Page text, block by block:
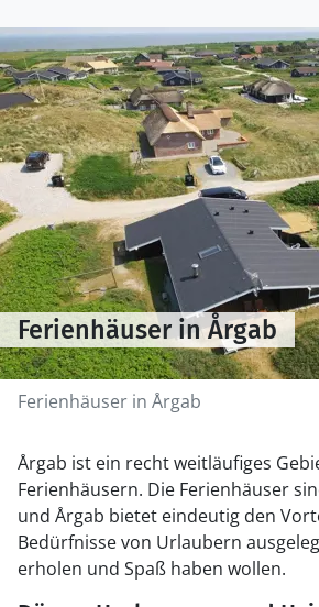
Ferienhäuser in Årgab
Ferienhäuser in Årgab
Årgab ist ein recht weitläufiges
Ferienhäusern. Die Ferienhäuser
und Årgab bietet eindeutig den
Bedürfnisse von Urlaubern
erholen und Spaß haben wollen.